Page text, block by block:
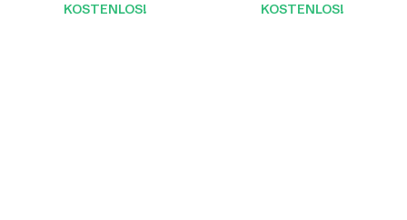
KOSTENLOS! KOSTENLOS!